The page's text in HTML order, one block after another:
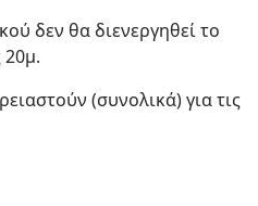
δεν θα διενεργηθεί το
20μ.
(συνολικά) για τις